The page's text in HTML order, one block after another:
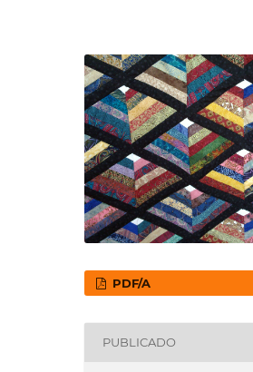
PDF/A
PUBLICADO